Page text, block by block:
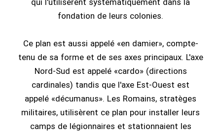
fondation de leurs colonies.
Ce plan est aussi appelé «en damier», compte-
tenu de sa forme et de ses axes principaux. L'axe
Nord-Sud est appelé «cardo» (directions
cardinales) tandis que l'axe Est-Ouest est
appelé «décumanus». Les Romains, stratèges
militaires, utilisèrent ce plan pour installer leurs
camps de légionnaires et stationnaient les